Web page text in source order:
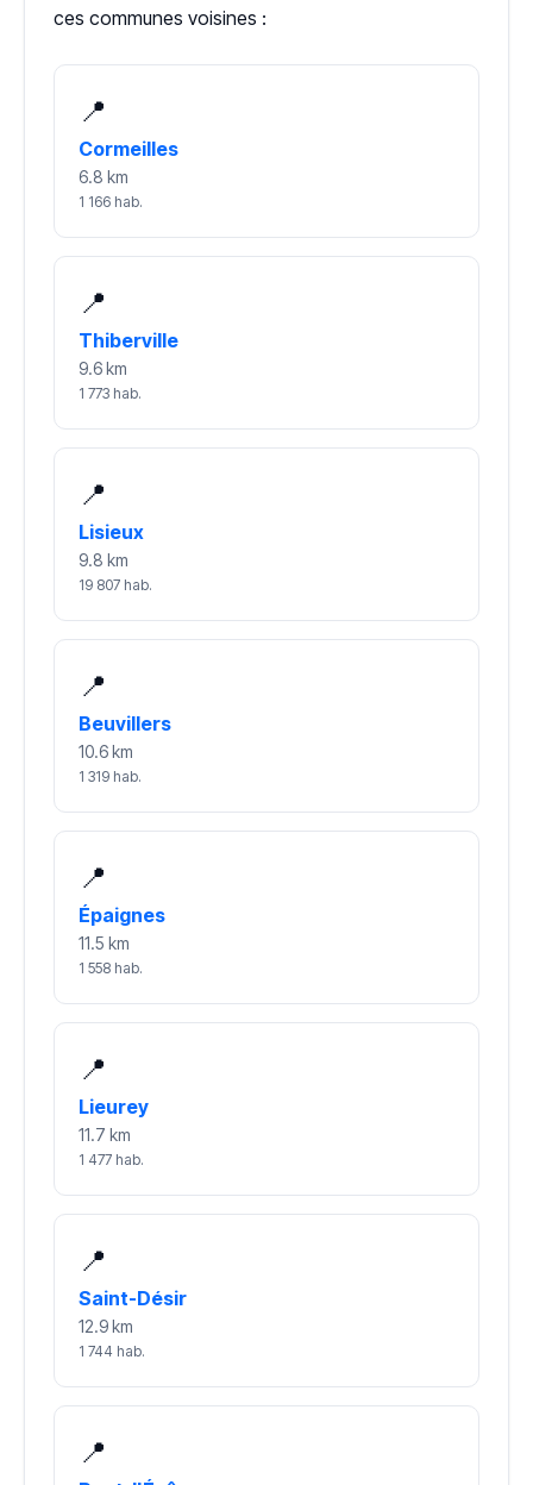
ces communes voisines :
📍
Cormeilles
6.8 km
1 166 hab.
📍
Thiberville
9.6 km
1 773 hab.
📍
Lisieux
9.8 km
19 807 hab.
📍
Beuvillers
10.6 km
1 319 hab.
📍
Épaignes
11.5 km
1 558 hab.
📍
Lieurey
11.7 km
1 477 hab.
📍
Saint-Désir
12.9 km
1 744 hab.
📍